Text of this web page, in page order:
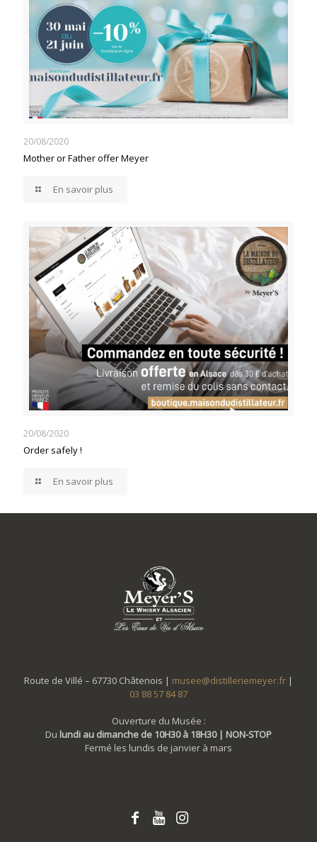
20/08/2020
Mother or Father offer Meyer
En savoir plus
20/08/2020
Order safely !
En savoir plus
Route de Villé – 67730 Châtenois | musee@distilleriemeyer.fr |
03 88 57 84 87
Ouverture du Musée :
Du lundi au dimanche de 10H30 à 18H30 | NON-STOP
Fermé les lundis de janvier à mars